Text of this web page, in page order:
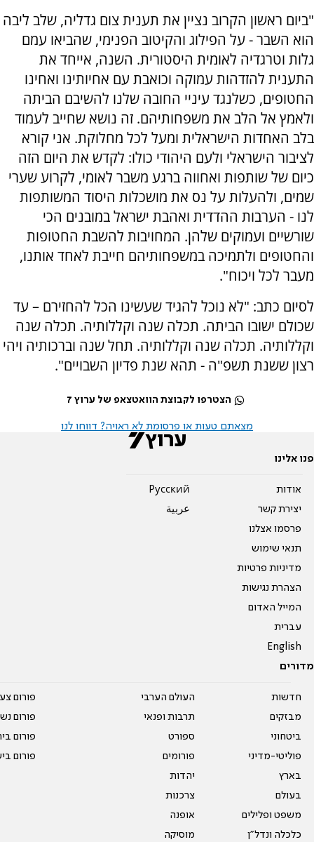
"ביום ראשון הקרוב נציין את תענית צום גדליה, שלב ליבה
הוא השבר - על הפילוג והקיטוב הפנימי, שהביאו עמם
גלות וטרגדיה לאומית היסטורית. השנה, אייחד את
התענית להזדהות עמוקה וכואבת עם אחיותינו ואחינו
החטופים, כשלנגד עיניי החובה שלנו להשיבם הביתה
ולאמץ אל הלב את משפחותיהם. זה נושא שחייב לעמוד
בלב האחדות הישראלית ומעל לכל מחלוקת. אני קורא
לציבור הישראלי ולעם היהודי כולו: לקדש את היום הזה
כיום של שותפות ואחווה ברגע משבר לאומי, לקרוע שערי
שמים, ולהעלות על נס את מושכלות היסוד המשותפות
לנו - הערבות ההדדית ואהבת ישראל במובנים הכי
שורשיים ועמוקים שלהן. המחויבות להשבת החטופות
והחטופים ולתמיכה במשפחותיהם חייבת לאחד אותנו,
מעבר לכל ויכוח".
לסיום כתב: "לא נוכל להגיד שעשינו הכל להחזירם – עד
שכולם ישובו הביתה. תכלה שנה וקללותיה. תכלה שנה
וקללותיה. תכלה שנה וקללותיה. תחל שנה וברכותיה ויהי
רצון ששנת תשפ"ה - תהא שנת פדיון השבויים".
הצטרפו לקבוצת הוואטצאפ של ערוץ 7
מצאתם טעות או פרסומת לא ראויה? דווחו לנו
פנו אלינו
אודות
יצירת קשר
פרסמו אצלנו
תנאי שימוש
מדיניות פרטיות
הצהרת נגישות
המייל האדום
עברית
English
Pусский
عربية
מדורים
חדשות
מבזקים
ביטחוני
פוליטי-מדיני
בארץ
בעולם
משפט ופלילים
כלכלה ונדל"ן
העולם הערבי
תרבות ופנאי
ספורט
פורומים
יהדות
צרכנות
אופנה
מוסיקה
פורום
פורום
פורום
פורום